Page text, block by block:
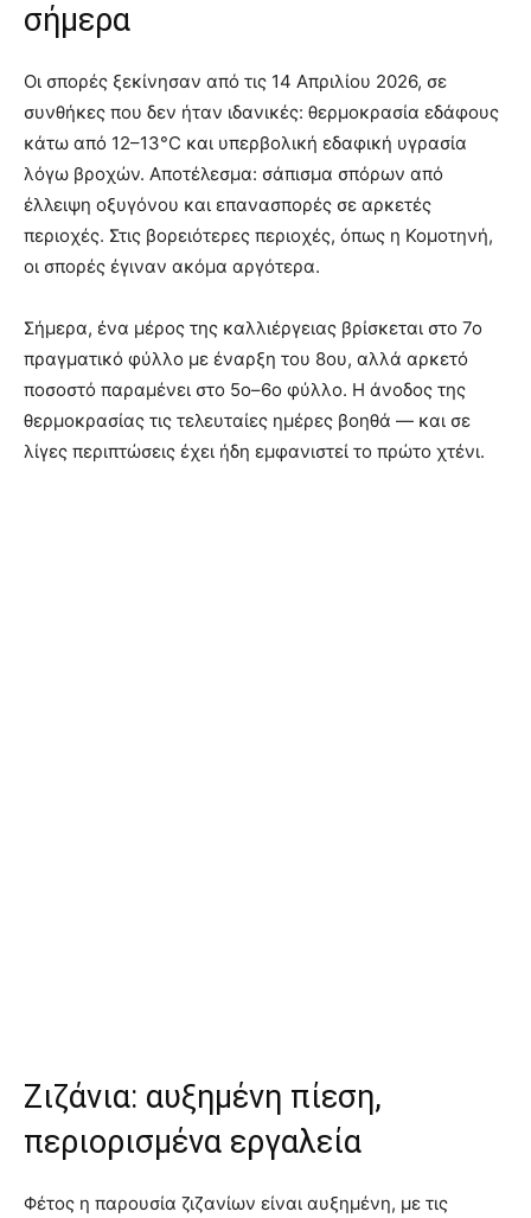
σήμερα
Οι σπορές ξεκίνησαν από τις 14 Απριλίου 2026, σε
συνθήκες που δεν ήταν ιδανικές: θερμοκρασία εδάφους
κάτω από 12–13°C και υπερβολική εδαφική υγρασία
λόγω βροχών. Αποτέλεσμα: σάπισμα σπόρων από
έλλειψη οξυγόνου και επανασπορές σε αρκετές
περιοχές. Στις βορειότερες περιοχές, όπως η Κομοτηνή,
οι σπορές έγιναν ακόμα αργότερα.
Σήμερα, ένα μέρος της καλλιέργειας βρίσκεται στο 7ο
πραγματικό φύλλο με έναρξη του 8ου, αλλά αρκετό
ποσοστό παραμένει στο 5ο–6ο φύλλο. Η άνοδος της
θερμοκρασίας τις τελευταίες ημέρες βοηθά — και σε
λίγες περιπτώσεις έχει ήδη εμφανιστεί το πρώτο χτένι.
Ζιζάνια: αυξημένη πίεση,
περιορισμένα εργαλεία
Φέτος η παρουσία ζιζανίων είναι αυξημένη, με τις